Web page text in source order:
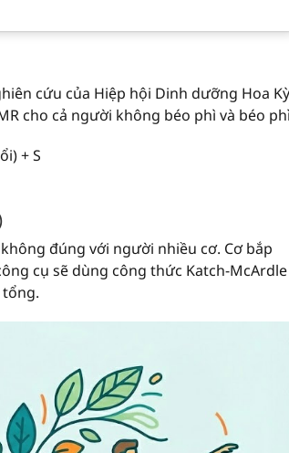
cứu của Hiệp hội Dinh dưỡng Hoa Kỳ
cho cả người không béo phì và béo
+ S
đúng với người nhiều cơ. Cơ bắp
cụ sẽ dùng công thức Katch-McArdle